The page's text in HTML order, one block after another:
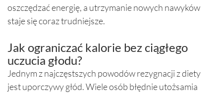
oszczędzać energię, a utrzymanie nowych nawyków
staje się coraz trudniejsze.
Jak ograniczać kalorie bez ciągłego
uczucia głodu?
Jednym z najczęstszych powodów rezygnacji z diety
jest uporczywy głód. Wiele osób błędnie utożsamia